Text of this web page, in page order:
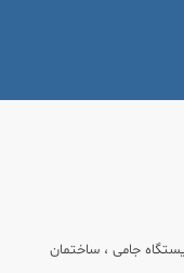
جامی ، ساختمان